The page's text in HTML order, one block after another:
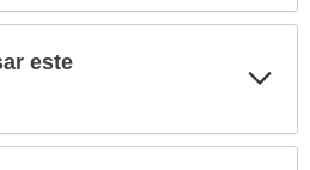
este